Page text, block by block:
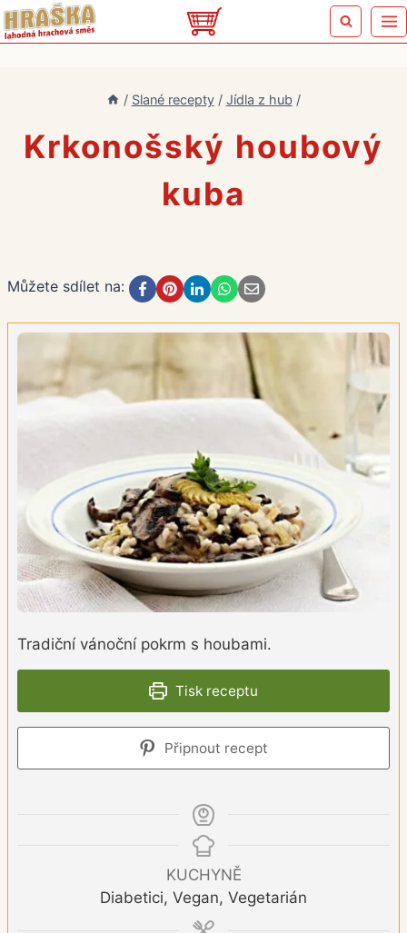
Přeskočit
na
/ Slané recepty / Jídla z hub /
Krkonošský houbový
kuba
Můžete sdílet na:
Tradiční vánoční pokrm s houbami.
Tisk receptu
Připnout recept
KUCHYNĚ
Diabetici, Vegan, Vegetarián